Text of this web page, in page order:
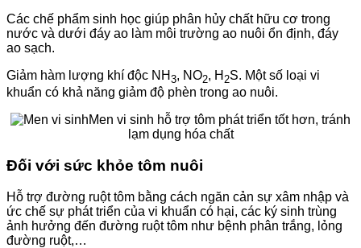
Các chế phẩm sinh học giúp phân hủy chất hữu cơ trong
nước và dưới đáy ao làm môi trường ao nuôi ổn định, đáy
ao sạch.
Giảm hàm lượng khí độc NH 3, NO2, H 2S. Một số loại vi
khuẩn có khả năng giảm độ phèn trong ao nuôi.
Men vi sinh hỗ trợ tôm phát triển tốt hơn, tránh
lạm dụng hóa chất
Đối với sức khỏe tôm nuôi
Hỗ trợ đường ruột tôm bằng cách ngăn cản sự xâm nhập và
ức chế sự phát triển của vi khuẩn có hại, các ký sinh trùng
ảnh hưởng đến đường ruột tôm như bệnh phân trắng, lỏng
đường ruột,…